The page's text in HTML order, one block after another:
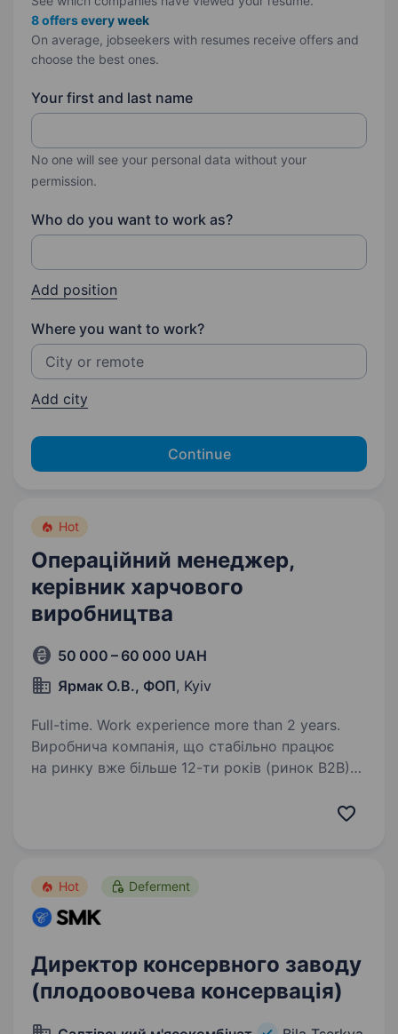
8 offers every week
On average, jobseekers with resumes receive offers and
choose the best ones.
Your first and last name
No one will see your personal data without your
permission.
Who do you want to work as?
Add position
Where you want to work?
Add city
Continue
Hot
Операційний менеджер,
керівник харчового
виробництва
50 000 – 60 000 UAH
Ярмак О.В., ФОП, Kyiv
Full-time. Work experience more than 2 years.
Виробнича компанія, що стабільно працює
на ринку вже більше 12-ти років (ринок B2B)
Hot Deferment
Директор консервного заводу
(плодоовочева консервація)